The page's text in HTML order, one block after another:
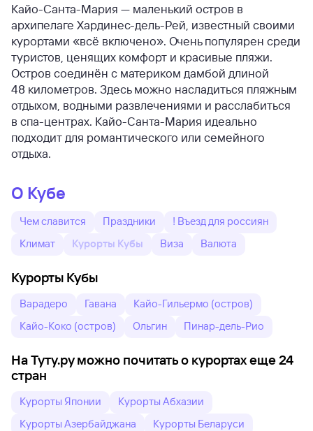
Кайо-Санта-Мария — маленький остров в
архипелаге Хардинес-дель-Рей, известный своими
курортами «всё включено». Очень популярен среди
туристов, ценящих комфорт и красивые пляжи.
Остров соединён с материком дамбой длиной
48 километров. Здесь можно насладиться пляжным
отдыхом, водными развлечениями и расслабиться
в спа-центрах. Кайо-Санта-Мария идеально
подходит для романтического или семейного
отдыха.
О Кубе
Чем славится Праздники
! Въезд для россиян
Климат
Курорты Кубы Виза Валюта
Курорты Кубы
Варадеро Гавана
Кайо-Гильермо (остров)
Кайо-Коко (остров)
Ольгин Пинар-дель-Рио
На Туту.ру можно почитать о курортах еще 24
стран
Курорты Японии
Курорты Абхазии
Курорты Азербайджана
Курорты Беларуси